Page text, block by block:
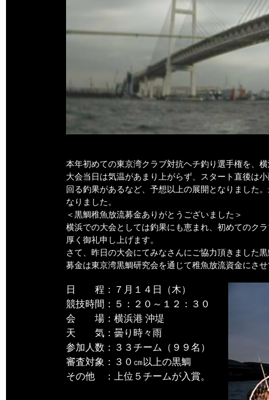
本年初めての東京湾クラブ対抗ヘチ釣り選手権を、
大会当日は気温があまり上がらず、スタート直後は
回る釣果があるなど、予想以上の展開となりました
なりました。
＜黒鯛稚魚放流募金ありがとうございました＞
横浜での大会としては釣果にも恵まれ、初めてのク
厚く御礼申し上げます。
さて、昨日の大会にてみなさんにご協力頂きました
募金は東京湾黒鯛研究会を通じて稚魚放流資金にさ
日 程：７月１４日（木）
競技時間：５：２０～１２：３０
会 場：横浜港 沖堤
天 気：曇り時々雨
参加人数：３３チーム（９９名）
審査対象：３０㎝以上の黒鯛
その他 ：上位５チームが入賞。